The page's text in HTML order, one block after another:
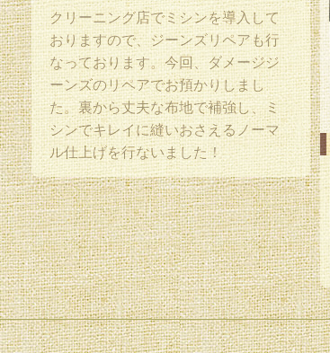
クリーニング店でミシンを導入して
おりますので、ジーンズリペアも行
なっております。今回、ダメージジ
ーンズのリペアでお預かりしまし
た。裏から丈夫な布地で補強し、ミ
シンでキレイに縫いおさえるノーマ
ル仕上げを行ないました！